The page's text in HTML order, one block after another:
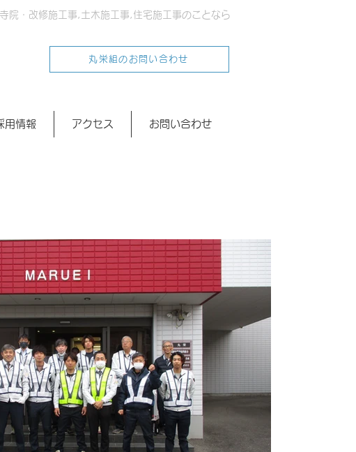
院・改修施工事,土木施工事,住宅施工事のことなら
丸栄組のお問い合わせ
用情報 アクセス お問い合わせ